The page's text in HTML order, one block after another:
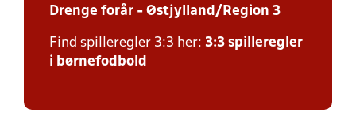
Drenge forår - Østjylland/Region 3
Find spilleregler 3:3 her: 3:3 spilleregler
i børnefodbold